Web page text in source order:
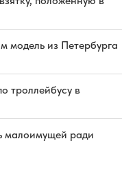
модель из Петербурга
троллейбусу в
малоимущей ради